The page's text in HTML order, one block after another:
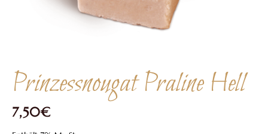
Prinzessnougat Praline Hell
7,50€